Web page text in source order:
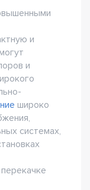
и
и
широко
системах,